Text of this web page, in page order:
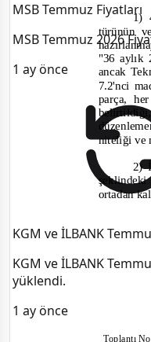
MSB Temmuz Fiyatları
MSB Temmuz 2026
1 ay önce
KGM ve İLBANK
KGM ve İLBANK
yüklendi.
1 ay önce
1)
türünün
"36 aylık
ancak
7.2'nci
parça,
niteliği ve
2)
şeklindeki
ortadan
ToplantıNo